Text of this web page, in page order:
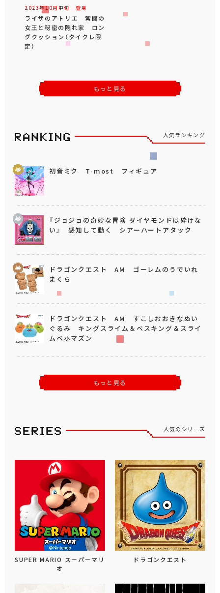
2023年10月 中旬 登場
ライザのアトリエ 常闇の
女王と秘密の隠れ家 ロン
グクッション（タイクレ限
定）
もっと見る
人気ランキング
初音ミク T-most フィギュア
『ジョジョの奇妙な冒険 ダイヤモンドは砕けな
い』 感知して動く シアーハートアタック
ドラゴンクエスト AM ゴーレムのうでいれ
まくら
ドラゴンクエスト AM すこしおおきなぬい
ぐるみ キングスライム＆ベスキング＆スライ
ムベホマズン
もっと見る
人気のシリーズ
SUPER MARIO スーパーマリ
オ
ドラゴンクエスト